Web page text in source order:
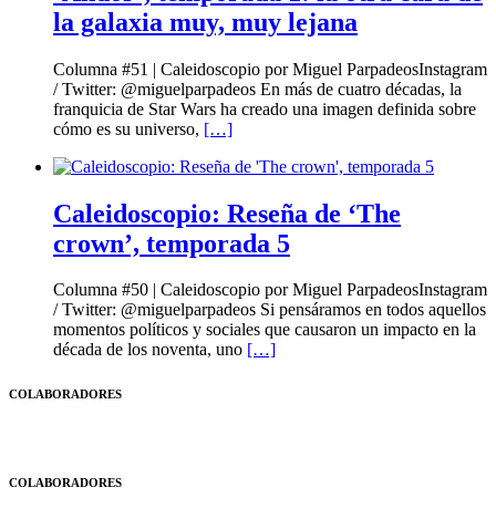
la galaxia muy, muy lejana
Columna #51 | Caleidoscopio por Miguel ParpadeosInstagram
/ Twitter: @miguelparpadeos En más de cuatro décadas, la
franquicia de Star Wars ha creado una imagen definida sobre
cómo es su universo, […]
Caleidoscopio: Reseña de ‘The
crown’, temporada 5
Columna #50 | Caleidoscopio por Miguel ParpadeosInstagram
/ Twitter: @miguelparpadeos Si pensáramos en todos aquellos
momentos políticos y sociales que causaron un impacto en la
década de los noventa, uno […]
COLABORADORES
COLABORADORES